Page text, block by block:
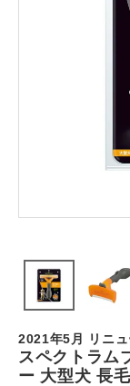
2021年5月 リニ
スペクトラム
ー 大型犬 長